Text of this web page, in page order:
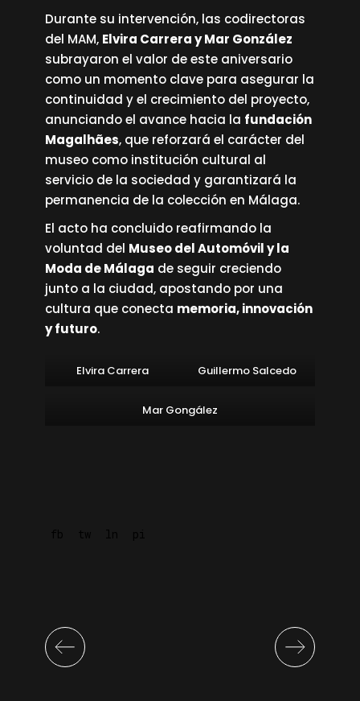
Durante su intervención, las codirectoras
del MAM, Elvira Carrera y Mar González
subrayaron el valor de este aniversario
como un momento clave para asegurar la
continuidad y el crecimiento del proyecto,
anunciando el avance hacia la fundación
Magalhães, que reforzará el carácter del
museo como institución cultural al
servicio de la sociedad y garantizará la
permanencia de la colección en Málaga.
El acto ha concluido reafirmando la
voluntad del Museo del Automóvil y la
Moda de Málaga de seguir creciendo
junto a la ciudad, apostando por una
cultura que conecta memoria, innovación
y futuro.
Elvira Carrera Guillermo Salcedo
Mar Gongález